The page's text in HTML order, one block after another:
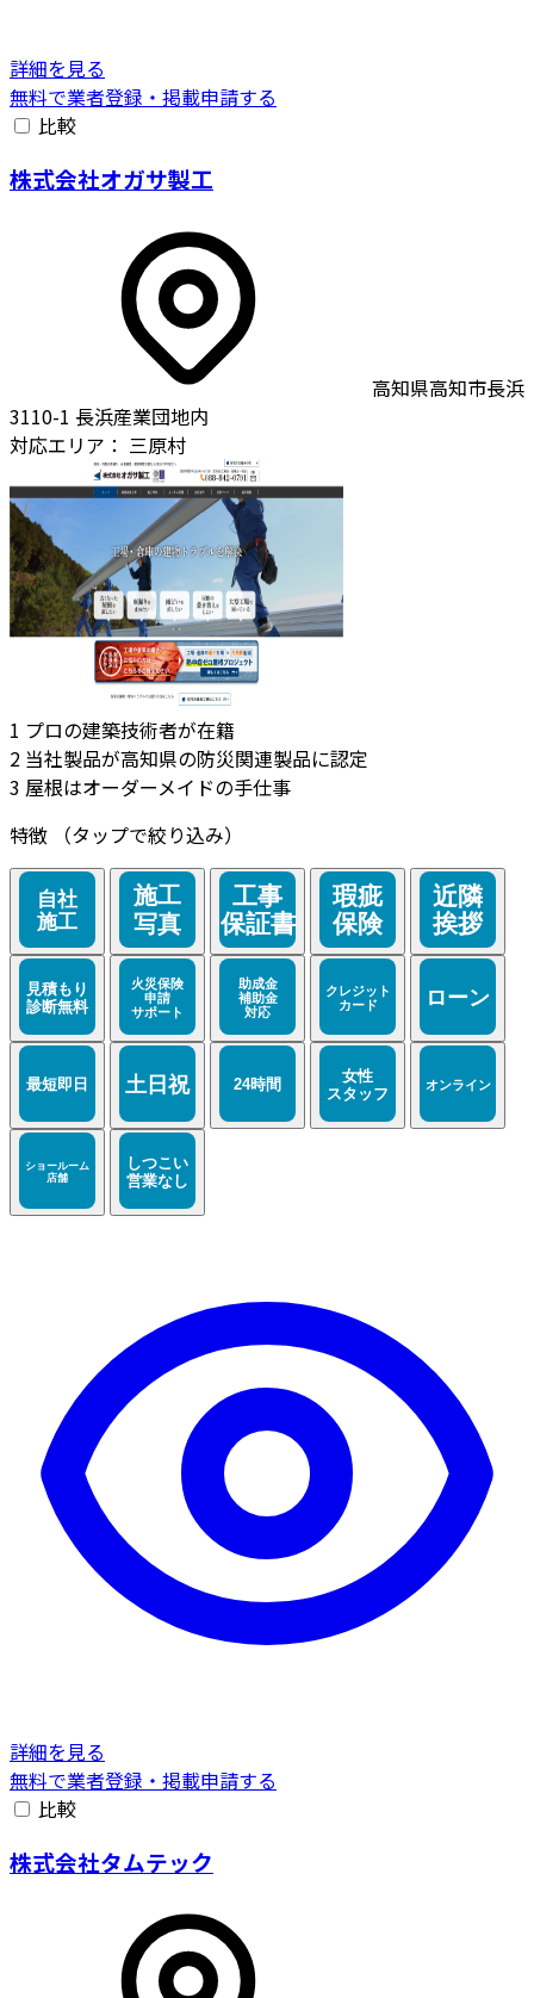
詳細を見る
無料で業者登録・掲載申請する
比較
株式会社オガサ製工
高知県高知市長浜
3110-1 長浜産業団地内
対応エリア： 三原村
1 プロの建築技術者が在籍
2 当社製品が高知県の防災関連製品に認定
3 屋根はオーダーメイドの手仕事
特徴
（タップで絞り込み）
詳細を見る
無料で業者登録・掲載申請する
比較
株式会社タムテック